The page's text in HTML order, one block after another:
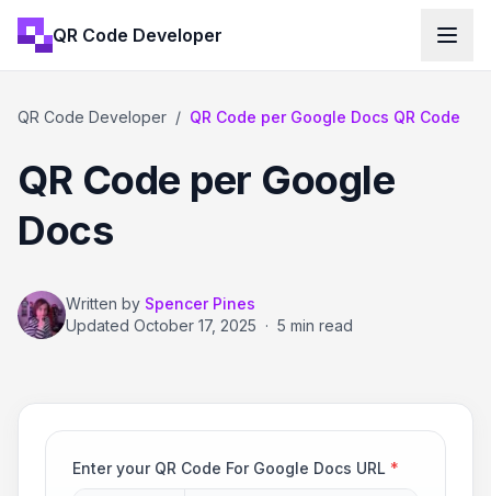
QR Code Developer
QR Code Developer / QR Code per Google Docs QR Code
QR Code per Google
Docs
Written by Spencer Pines
Updated October 17, 2025 · 5 min read
Enter your QR Code For Google Docs URL *